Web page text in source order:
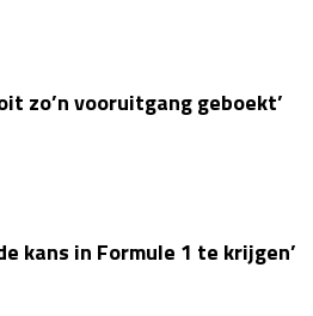
zo’n vooruitgang geboekt’
kans in Formule 1 te krijgen’